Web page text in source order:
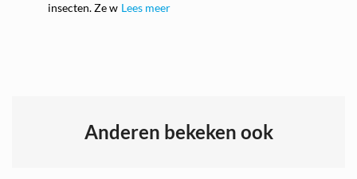
insecten. Ze w Lees meer
Anderen bekeken ook